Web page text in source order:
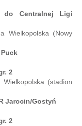
do Centralnej Ligi
Wielkopolska (Nowy
2
(stadion
Jarocin/Gostyń
2